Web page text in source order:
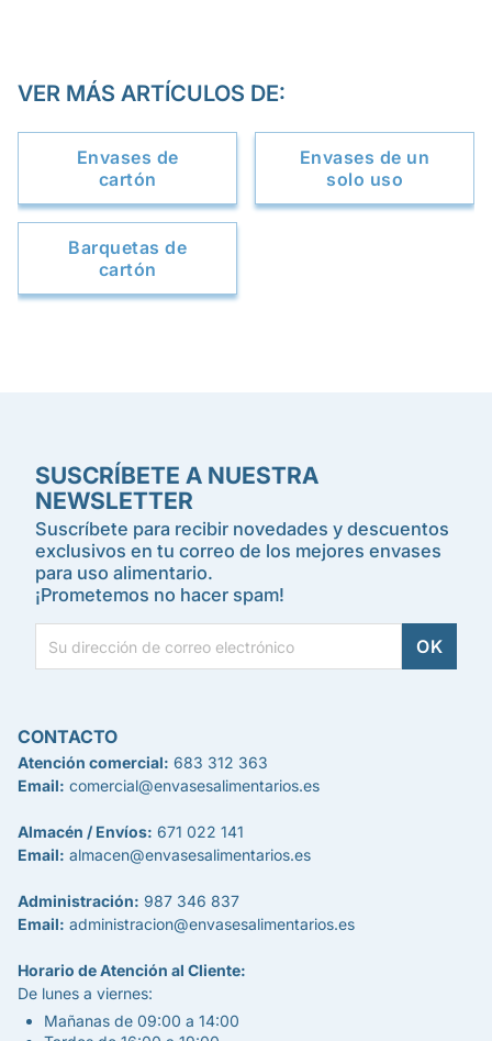
VER MÁS ARTÍCULOS DE:
Envases de
cartón
Envases de un
solo uso
Barquetas de
cartón
SUSCRÍBETE A NUESTRA
NEWSLETTER
Suscríbete para recibir novedades y descuentos
exclusivos en tu correo de los mejores envases
para uso alimentario.
¡Prometemos no hacer spam!
CONTACTO
Atención comercial: 683 312 363
Email: comercial@envasesalimentarios.es
Almacén / Envíos: 671 022 141
Email: almacen@envasesalimentarios.es
Administración: 987 346 837
Email: administracion@envasesalimentarios.es
Horario de Atención al Cliente:
De lunes a viernes:
Mañanas de 09:00 a 14:00